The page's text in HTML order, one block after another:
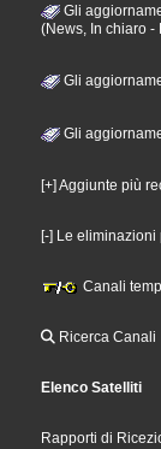
Gli
(News, In chiaro -
Gli
Gli
[+] Aggiunte più
[-] Le eliminazioni
Canali
Ricerca Canali
Elenco Satelliti
Rapporti di